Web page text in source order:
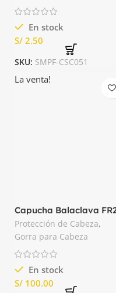
En stock
S/
SKU: SMPF-CSC051
La venta!
Capucha Balaclava
Portwest
Protección de Cabeza,
Gorra para Cabeza
En stock
S/